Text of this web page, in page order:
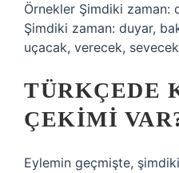
Örnekler Şimdiki zaman:
Şimdiki zaman: duyar,
uçacak, verecek,
TÜRKÇEDE
ÇEKIMI
Eylemin geçmişte,